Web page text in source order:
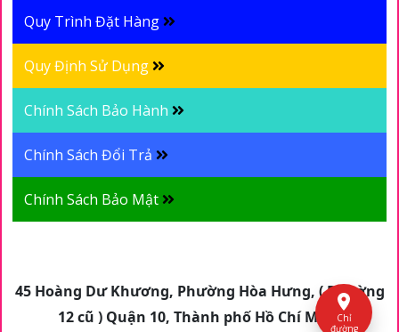
Quy Trình Đặt Hàng
Quy Định Sử Dụng
Chính Sách Bảo Hành
Chính Sách Đổi Trả
Chính Sách Bảo Mật
45 Hoàng Dư Khương, Phường Hòa Hưng, ( Phường
12 cũ ) Quận 10, Thành phố Hồ Chí MinhChỉ
đường